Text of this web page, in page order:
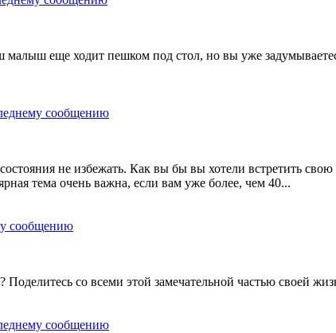
еще ходит пешком под стол, но вы уже
не избежать. Как вы бы вы хотели встретить
тема очень важна, если вам уже более, чем 40...
со всеми этой замечательной частью своей